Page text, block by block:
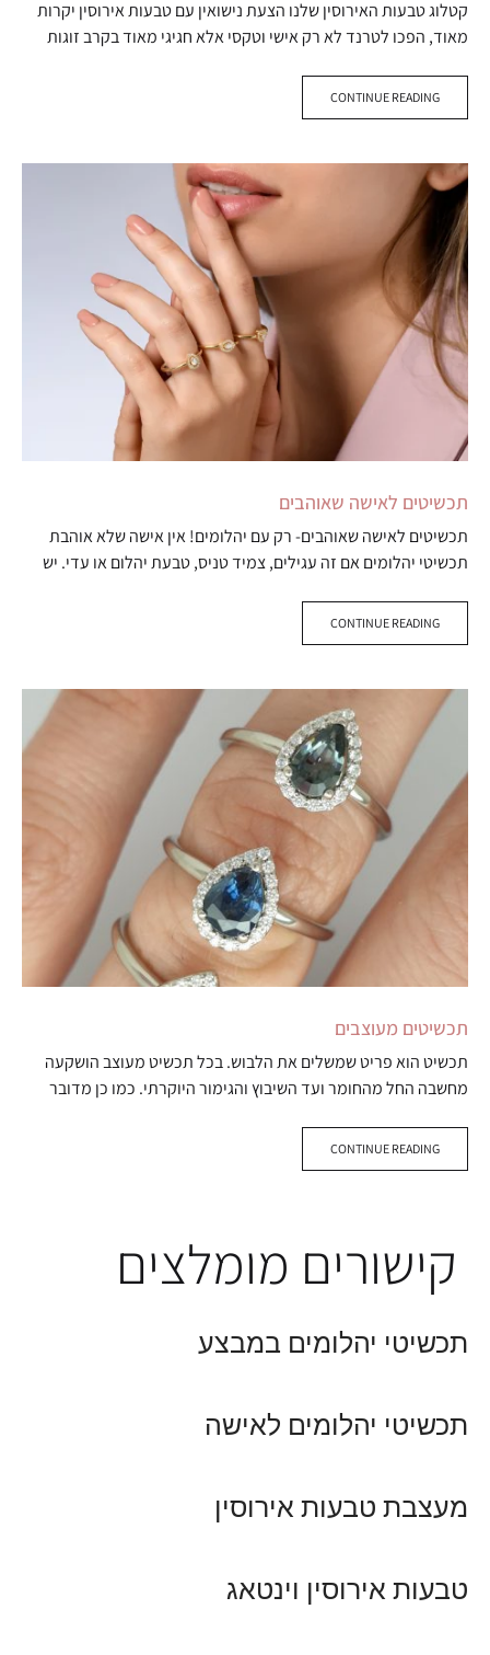
קטלוג טבעות האירוסין שלנו הצעת נישואין עם טבעות אירוסין יקרות
מאוד, הפכו לטרנד לא רק אישי וטקסי אלא חגיגי מאוד בקרב זוגות
CONTINUE READING
תכשיטים לאישה שאוהבים
תכשיטים לאישה שאוהבים- רק עם יהלומים! אין אישה שלא אוהבת
תכשיטי יהלומים אם זה עגילים, צמיד טניס, טבעת יהלום או עדי. יש
CONTINUE READING
תכשיטים מעוצבים
תכשיט הוא פריט שמשלים את הלבוש. בכל תכשיט מעוצב הושקעה
מחשבה החל מהחומר ועד השיבוץ והגימור היוקרתי. כמו כן מדובר
CONTINUE READING
קישורים מומלצים
תכשיטי יהלומים במבצע
תכשיטי יהלומים לאישה
מעצבת טבעות אירוסין
טבעות אירוסין וינטאג